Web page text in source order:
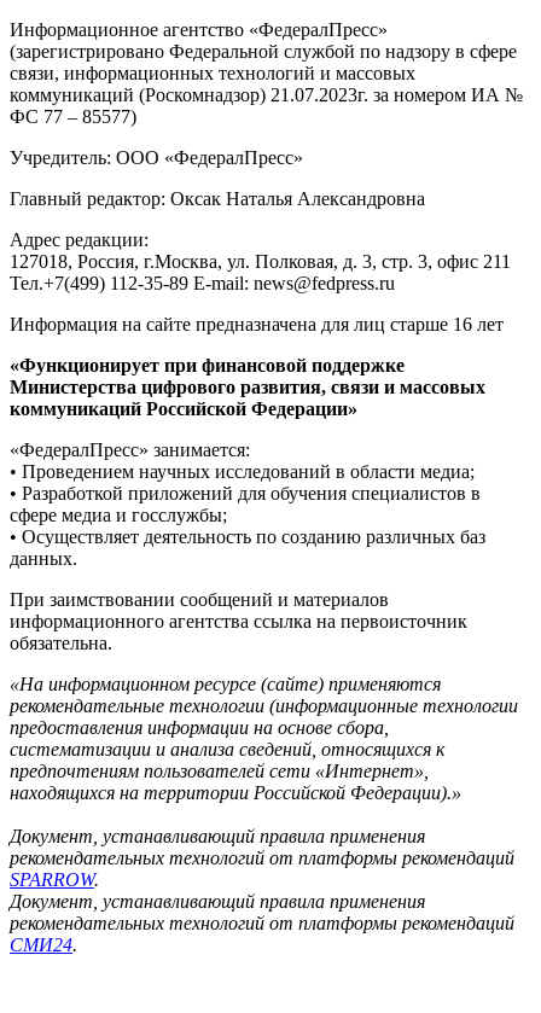
Информационное агентство «ФедералПресс»
(зарегистрировано Федеральной службой по надзору в сфере
связи, информационных технологий и массовых
коммуникаций (Роскомнадзор) 21.07.2023г. за номером ИА №
ФС 77 – 85577)
Учредитель: ООО «ФедералПресс»
Главный редактор: Оксак Наталья Александровна
Адрес редакции:
127018, Россия, г.Москва, ул. Полковая, д. 3, стр. 3, офис 211
Тел.+7(499) 112-35-89 E-mail: news@fedpress.ru
Информация на сайте предназначена для лиц старше 16 лет
«Функционирует при финансовой поддержке
Министерства цифрового развития, связи и массовых
коммуникаций Российской Федерации»
«ФедералПресс» занимается:
• Проведением научных исследований в области медиа;
• Разработкой приложений для обучения специалистов в
сфере медиа и госслужбы;
• Осуществляет деятельность по созданию различных баз
данных.
При заимствовании сообщений и материалов
информационного агентства ссылка на первоисточник
обязательна.
«На информационном ресурсе (сайте) применяются
рекомендательные технологии (информационные технологии
предоставления информации на основе сбора,
систематизации и анализа сведений, относящихся к
предпочтениям пользователей сети «Интернет»,
находящихся на территории Российской Федерации).»
Документ, устанавливающий правила применения
рекомендательных технологий от платформы рекомендаций
SPARROW.
Документ, устанавливающий правила применения
рекомендательных технологий от платформы рекомендаций
СМИ24.